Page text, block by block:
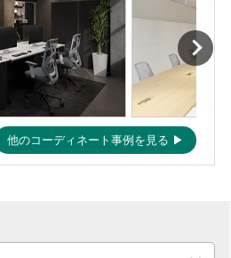
他のコーディネート事例を見る ▶